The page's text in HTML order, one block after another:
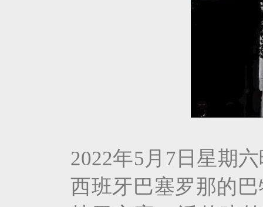
2022年5月7日星期
西班牙巴塞罗那的